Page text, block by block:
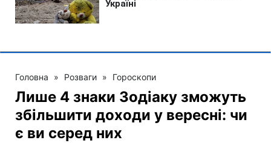
Головна » Розваги » Гороскопи
Лише 4 знаки Зодіаку зможуть
збільшити доходи у вересні: чи
є ви серед них